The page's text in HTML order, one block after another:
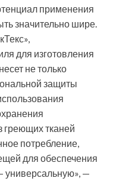
применения
значительно шире.
для изготовления
не только
защиты
тканей
потребление,
для обеспечения
универсальную», —